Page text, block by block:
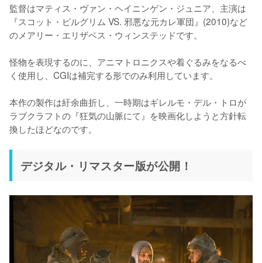
監督はマティス・ヴァン・ヘイニンゲン・ジュニア、主演は
『スコット・ピルグリム VS. 邪悪な元カレ軍団』(2010)など
のメアリー・エリザベス・ウィンステッドです。
怪物を表現するのに、アニマトロニクスや着ぐるみをなるべ
く使用し、CGIは補完する形でのみ利用しています。
本作の製作は紆余曲折し、一時期はギレルモ・デル・トロが
ラブクラフトの『狂気の山脈にて』を映画化しようと方針転
換したほどなのです。
デジタル・リマスター版が公開！